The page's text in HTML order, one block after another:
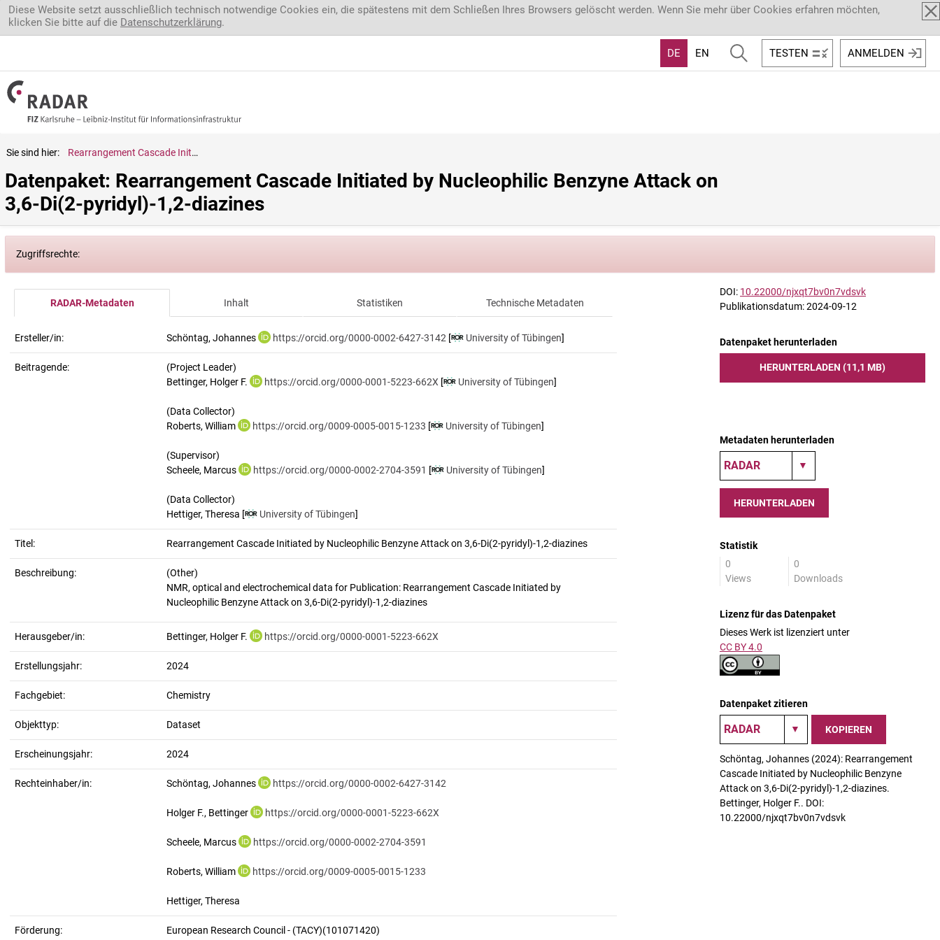
Direkt zum Inhalt
Diese Website setzt ausschließlich technisch notwendige Cookies ein, die spätestens mit dem Schließen Ihres Browsers gelöscht werden. Wenn Sie mehr über Cookies erfahren möchten,
klicken Sie bitte auf die Datenschutzerklärung.
DE EN TESTEN ANMELDEN
Sie sind hier: Rearrangement Cascade Initiated by Nucleophilic Benzyne Attack on 3,6-Di(2-pyridyl)-1,2-diazines
Datenpaket: Rearrangement Cascade Initiated by Nucleophilic Benzyne Attack on
3,6-Di(2-pyridyl)-1,2-diazines
Zugriffsrechte:
RADAR-Metadaten Inhalt Statistiken Technische Metadaten
Ersteller/in: Schöntag, Johannes https://orcid.org/0000-0002-6427-3142 [ University of Tübingen]
Beitragende:
(Project Leader)
Bettinger, Holger F.
https://orcid.org/0000-0001-5223-662X [ University of Tübingen]
(Data Collector)
Roberts, William
https://orcid.org/0009-0005-0015-1233 [ University of Tübingen]
(Supervisor)
Scheele, Marcus
https://orcid.org/0000-0002-2704-3591 [ University of Tübingen]
(Data Collector)
Hettiger, Theresa [
University of Tübingen]
Titel: Rearrangement Cascade Initiated by Nucleophilic Benzyne Attack on 3,6-Di(2-pyridyl)-1,2-diazines
Beschreibung:
(Other)
NMR, optical and electrochemical data for Publication: Rearrangement Cascade Initiated by
Herausgeber/in: Bettinger, Holger F. https://orcid.org/0000-0001-5223-662X
Erstellungsjahr: 2024
Fachgebiet: Chemistry
Objekttyp: Dataset
Erscheinungsjahr: 2024
Rechteinhaber/in: Schöntag, Johannes https://orcid.org/0000-0002-6427-3142
Holger F., Bettinger https://orcid.org/0000-0001-5223-662X
Scheele, Marcus https://orcid.org/0000-0002-2704-3591
Roberts, William https://orcid.org/0009-0005-0015-1233
Hettiger, Theresa
Förderung: European Research Council - (TACY)(101071420)
DOI: 10.22000/njxqt7bv0n7vdsvk
Publikationsdatum: 2024-09-12
Datenpaket herunterladen
HERUNTERLADEN (11,1 MB)
Metadaten herunterladen
HERUNTERLADEN
Statistik
0
Views
0
Downloads
Lizenz für das Datenpaket
Dieses Werk ist lizenziert unter
CC BY 4.0
Datenpaket zitieren
KOPIEREN
Schöntag, Johannes (2024): Rearrangement
Cascade Initiated by Nucleophilic Benzyne
Attack on 3,6-Di(2-pyridyl)-1,2-diazines.
Bettinger, Holger F.. DOI:
10.22000/njxqt7bv0n7vdsvk